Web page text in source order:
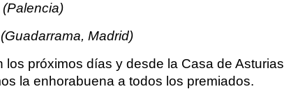
(Palencia)
Madrid)
próximos días y desde la Casa de
la enhorabuena a todos los premiados.